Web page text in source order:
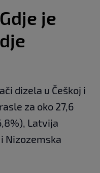
je
dizela u Češkoj i
za oko 27,6
Latvija
Nizozemska